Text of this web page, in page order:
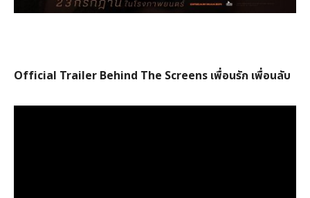
Official Trailer Behind The Screens เพื่อนรัก เพื่อนลับ